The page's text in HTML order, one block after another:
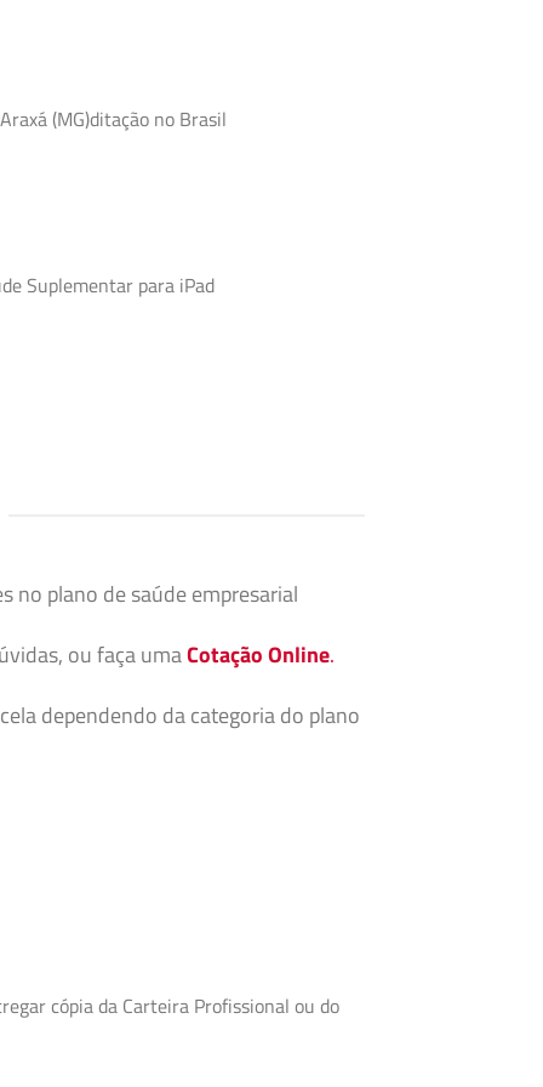
(MG)ditação no Brasil
Suplementar para iPad
no plano de saúde empresarial
ou faça umaCotação Online.
dependendo da categoria do plano
cópia da Carteira Profissional ou do